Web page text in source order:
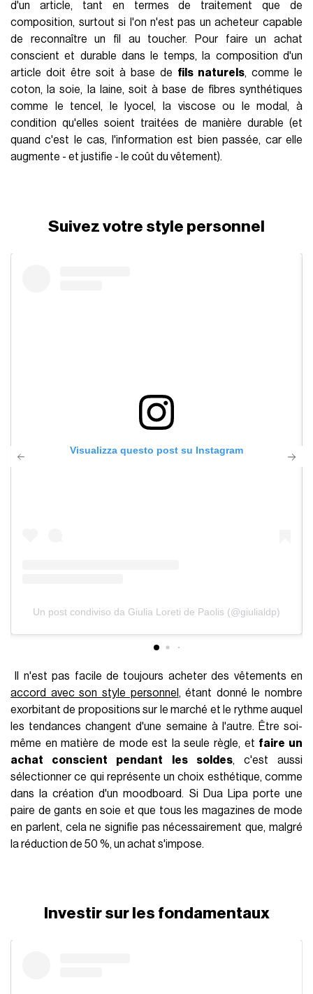
d'un article, tant en termes de traitement que de
composition, surtout si l'on n'est pas un acheteur capable
de reconnaître un fil au toucher. Pour faire un achat
conscient et durable dans le temps, la composition d'un
article doit être soit à base de fils naturels, comme le
coton, la soie, la laine, soit à base de fibres synthétiques
comme le tencel, le lyocel, la viscose ou le modal, à
condition qu'elles soient traitées de manière durable (et
quand c'est le cas, l'information est bien passée, car elle
augmente - et justifie - le coût du vêtement).
Suivez votre style personnel
Visualizza questo post su Instagram
Un post condiviso da Giulia Loreti de Paolis (@giulialdp)
Il n'est pas facile de toujours acheter des vêtements en
accord avec son style personnel , étant donné le nombre
exorbitant de propositions sur le marché et le rythme auquel
les tendances changent d'une semaine à l'autre. Être soi-
même en matière de mode est la seule règle, et faire un
achat conscient pendant les soldes, c'est aussi
sélectionner ce qui représente un choix esthétique, comme
dans la création d'un moodboard. Si Dua Lipa porte une
paire de gants en soie et que tous les magazines de mode
en parlent, cela ne signifie pas nécessairement que, malgré
la réduction de 50 %, un achat s'impose.
Investir sur les fondamentaux